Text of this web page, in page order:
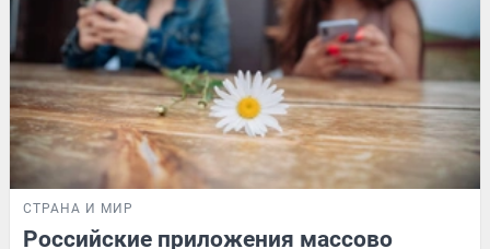
СТРАНА И МИР
Российские приложения массово